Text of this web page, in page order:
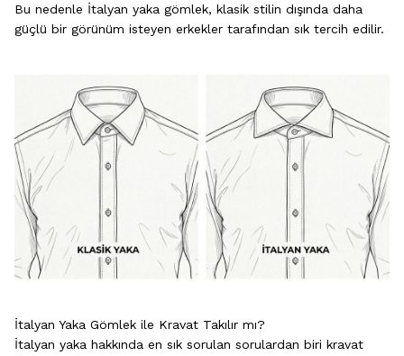
Bu nedenle İtalyan yaka gömlek, klasik stilin dışında daha
güçlü bir görünüm isteyen erkekler tarafından sık tercih edilir.
İtalyan Yaka Gömlek ile Kravat Takılır mı?
İtalyan yaka hakkında en sık sorulan sorulardan biri kravat